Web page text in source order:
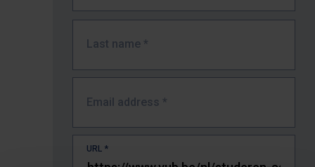
Last name *
Email address *
URL *